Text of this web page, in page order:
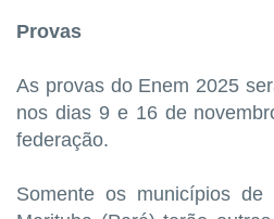
Provas
As provas do Enem 2025
nos dias 9 e 16 de
federação.
Somente os municípios de